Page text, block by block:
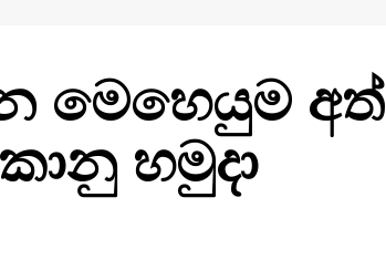
මෙහෙයුම අත්
හමුදා